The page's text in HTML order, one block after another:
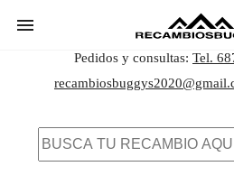
Pedidos y consultas: Tel.